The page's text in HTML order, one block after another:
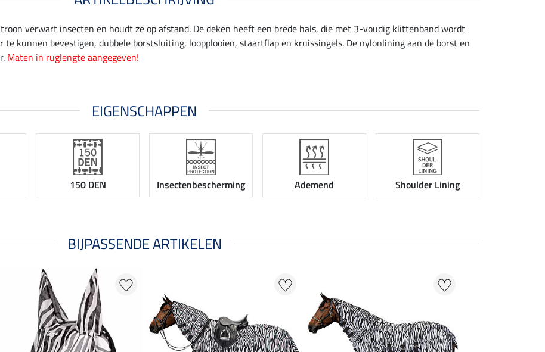
verwart insecten en houdt ze op afstand. De deken heeft een brede hals, die met 3-voudig klittenband wordt
kunnen bevestigen, dubbele borstsluiting, loopplooien, staartflap en kruissingels. De nylonlining aan de borst en
Maten in ruglengte aangegeven!
EIGENSCHAPPEN
150 DEN Insectenbescherming Ademend Shoulder Lining
BIJPASSENDE ARTIKELEN